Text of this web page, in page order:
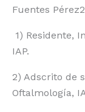
Fuentes Pérez2
1) Residente,
IAP.
2) Adscrito de
Oftalmología,